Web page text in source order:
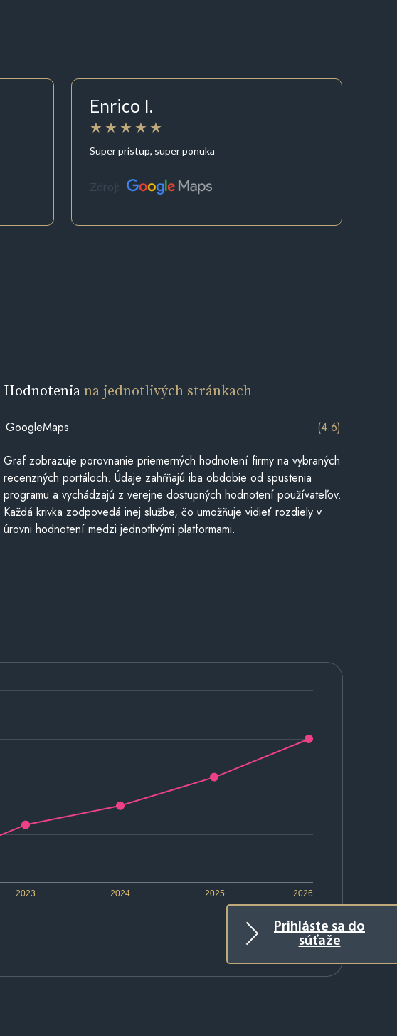
Prihláste sa do
súťaže
Enrico I.
Super prístup, super ponuka
Zdroj:
Hodnoteniana jednotlivých stránkach
GoogleMaps (4.6)
Graf zobrazuje porovnanie priemerných hodnotení firmy na vybraných
recenzných portáloch. Údaje zahŕňajú iba obdobie od spustenia
programu a vychádzajú z verejne dostupných hodnotení používateľov.
Každá krivka zodpovedá inej službe, čo umožňuje vidieť rozdiely v
úrovni hodnotení medzi jednotlivými platformami.
2023 2024 2025 2026